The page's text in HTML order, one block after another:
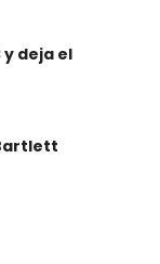
y deja el